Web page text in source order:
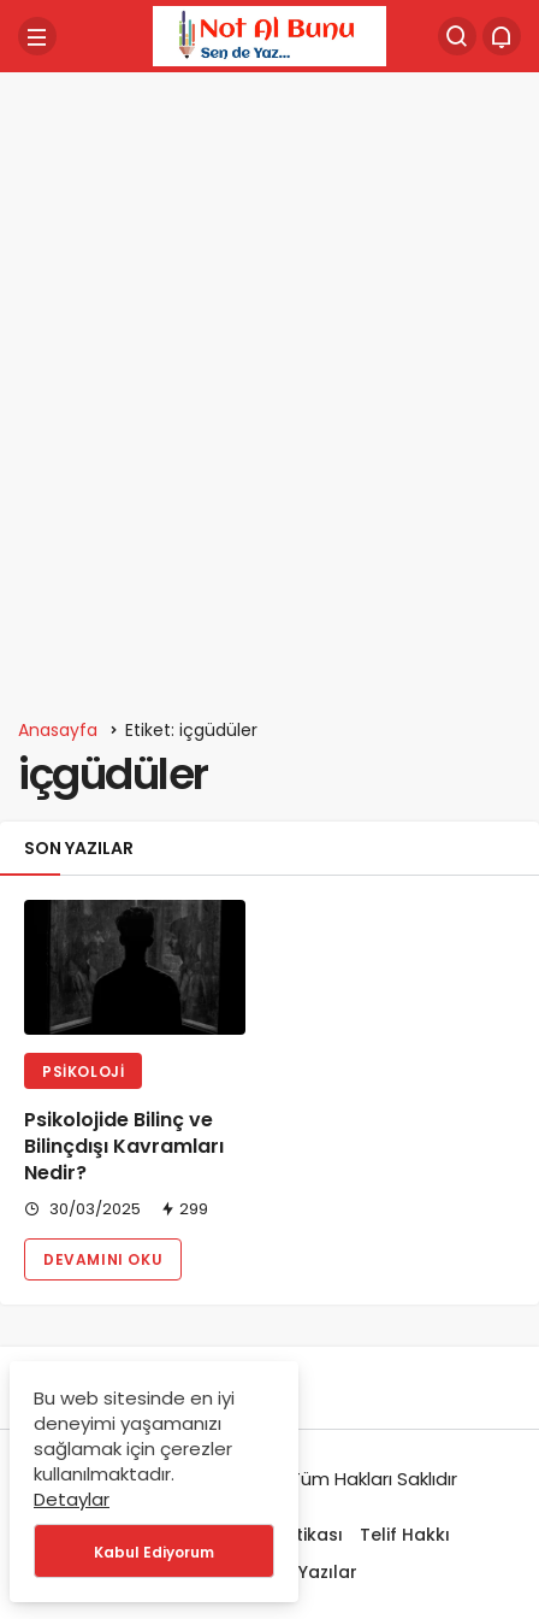
Anasayfa Etiket: içgüdüler
içgüdüler
SON YAZILAR
PSIKOLOJI
Psikolojide Bilinç ve
Bilinçdışı Kavramları
Nedir?
30/03/2025 299
DEVAMINI OKU
© Copyright 2021-2022, Tüm Hakları Saklıdır
Gizlilik Politikası
Telif Hakkı
Trendlerdeki Yazılar
Bu web sitesinde en iyi
deneyimi yaşamanızı
sağlamak için çerezler
kullanılmaktadır.
Detaylar
Kabul Ediyorum